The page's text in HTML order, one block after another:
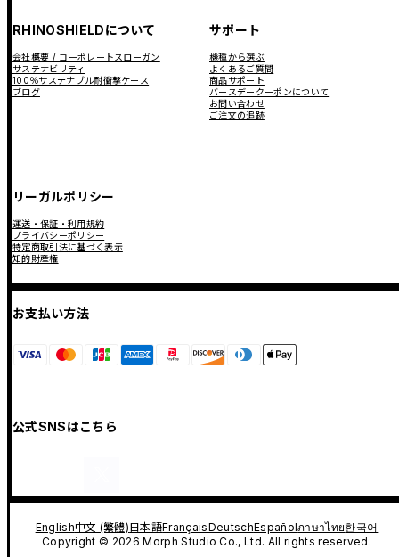
RHINOSHIELDについて
会社概要 / コーポレートスローガン
サステナビリティ
100％サステナブル耐衝撃ケース
ブログ
サポート
機種から選ぶ
よくあるご質問
商品サポート
バースデークーポンについて
お問い合わせ
ご注文の追跡
リーガルポリシー
運送・保証・利用規約
プライバシーポリシー
特定商取引法に基づく表示
知的財産権
お支払い方法
公式SNSはこちら
English中文 (繁體)日本語FrançaisDeutschEspañolภาษาไทย한국어
Copyright © 2026 Morph Studio Co., Ltd. All rights reserved.